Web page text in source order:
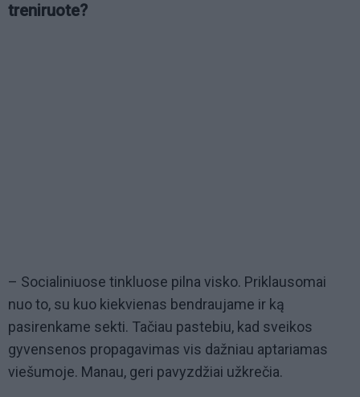
treniruote?
– Socialiniuose tinkluose pilna visko. Priklausomai
nuo to, su kuo kiekvienas bendraujame ir ką
pasirenkame sekti. Tačiau pastebiu, kad sveikos
gyvensenos propagavimas vis dažniau aptariamas
viešumoje. Manau, geri pavyzdžiai užkrečia.